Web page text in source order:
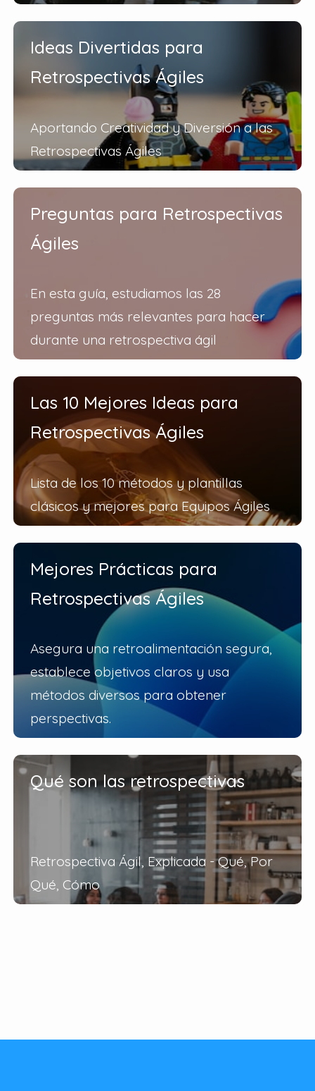
Ideas Divertidas para
Retrospectivas Ágiles
Aportando Creatividad y Diversión a las
Retrospectivas Ágiles
Preguntas para Retrospectivas
Ágiles
En esta guía, estudiamos las 28
preguntas más relevantes para hacer
durante una retrospectiva ágil
Las 10 Mejores Ideas para
Retrospectivas Ágiles
Lista de los 10 métodos y plantillas
clásicos y mejores para Equipos Ágiles
Mejores Prácticas para
Retrospectivas Ágiles
Asegura una retroalimentación segura,
establece objetivos claros y usa
métodos diversos para obtener
perspectivas.
Qué son las retrospectivas
Retrospectiva Ágil, Explicada - Qué, Por
Qué, Cómo